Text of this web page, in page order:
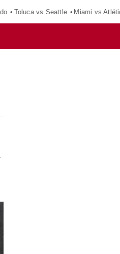
Toluca vs Seattle Miami vs